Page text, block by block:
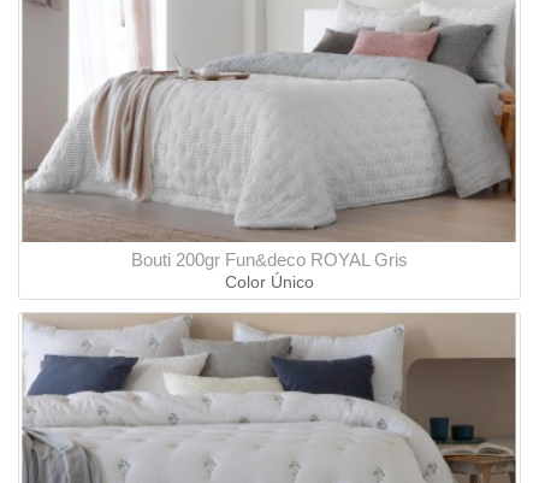
Bouti 200gr Fun&deco ROYAL Gris
Color Único